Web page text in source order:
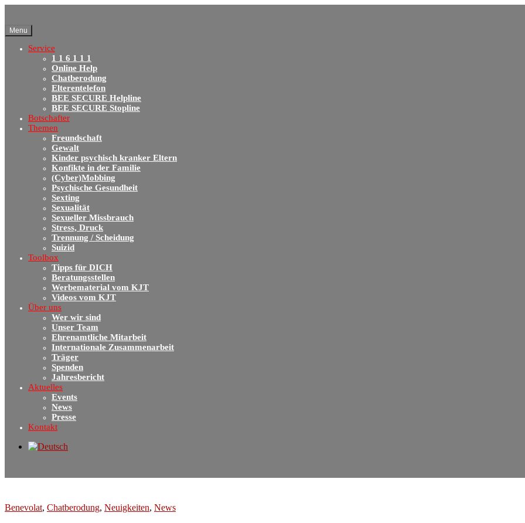
Menu
Service
1 1 6 1 1 1
Online Help
Chatberodung
Elterentelefon
BEE SECURE Helpline
BEE SECURE Stopline
Botschafter
Themen
Freundschaft
Gewalt
Kinder psychisch kranker Eltern
Konfikte in der Familie
(Cyber)Mobbing
Psychische Gesundheit
Sexting
Sexualität
Sexueller Missbrauch
Stress, Druck
Trennung / Scheidung
Suizid
Toolbox
Tipps für DICH
Beratungsstellen
Werbematerial vom KJT
Videos vom KJT
Über uns
Wer wir sind
Unser Team
Ehrenamtliche Mitarbeit
Internationale Zusammenarbeit
Träger
Spenden
Jahresbericht
Aktuelles
Events
News
Presse
Kontakt
Benevolat, Chatberodung, Neuigkeiten, News